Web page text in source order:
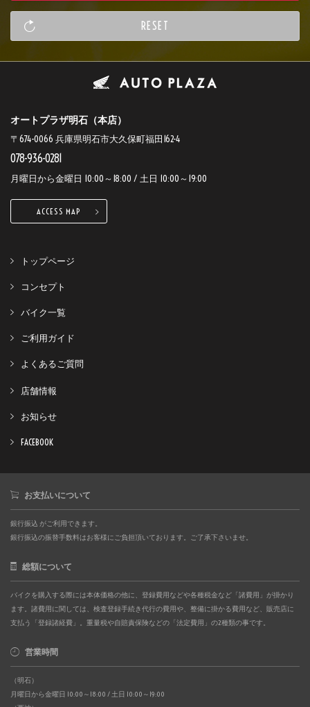
オートプラザ明石（本店）
〒674-0066 兵庫県明石市大久保町福田162-4
078-936-0281
月曜日から金曜日 10:00～18:00 / 土日 10:00～19:00
ACCESS MAP
トップページ
コンセプト
バイク一覧
ご利用ガイド
よくあるご質問
店舗情報
お知らせ
FACEBOOK
お支払いについて
銀行振込 がご利用できます。
銀行振込の振替手数料はお客様にご負担頂いております。ご了承下さいませ。
総額について
バイクを購入する際には本体価格の他に、登録費用などや各種税金など「諸費用」が掛かり
ます。諸費用に関しては、検査登録手続き代行の費用や、整備に掛かる費用など、販売店に
支払う「登録諸経費」。重量税や自賠責保険などの「法定費用」の2種類の事です。
営業時間
（明石）
月曜日から金曜日 10:00～18:00 / 土日 10:00～19:00